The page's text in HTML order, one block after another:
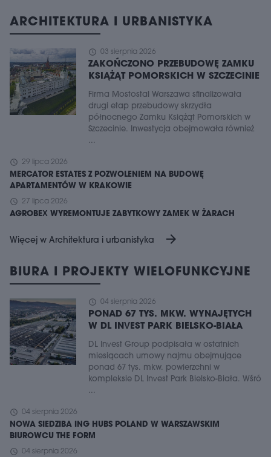
ARCHITEKTURA I URBANISTYKA
schedule 03 sierpnia 2026
ZAKOŃCZONO PRZEBUDOWĘ ZAMKU
KSIĄŻĄT POMORSKICH W SZCZECINIE
Firma Mostostal Warszawa sfinalizowała
drugi etap przebudowy skrzydła
północnego Zamku Książąt Pomorskich w
Szczecinie. Inwestycja obejmowała również
...
schedule 29 lipca 2026
MERCATOR ESTATES Z POZWOLENIEM NA BUDOWĘ
APARTAMENTÓW W KRAKOWIE
schedule 27 lipca 2026
AGROBEX WYREMONTUJE ZABYTKOWY ZAMEK W ŻARACH
Więcej w Architektura i urbanistyka arrow_forward
BIURA I PROJEKTY WIELOFUNKCYJNE
schedule 04 sierpnia 2026
PONAD 67 TYS. MKW. WYNAJĘTYCH
W DL INVEST PARK BIELSKO-BIAŁA
DL Invest Group podpisała w ostatnich
miesiącach umowy najmu obejmujące
ponad 67 tys. mkw. powierzchni w
kompleksie DL Invest Park Bielsko-Biała. Wśró
...
schedule 04 sierpnia 2026
NOWA SIEDZIBA ING HUBS POLAND W WARSZAWSKIM
BIUROWCU THE FORM
schedule 04 sierpnia 2026